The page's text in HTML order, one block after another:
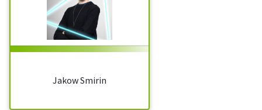
Jakow Smirin